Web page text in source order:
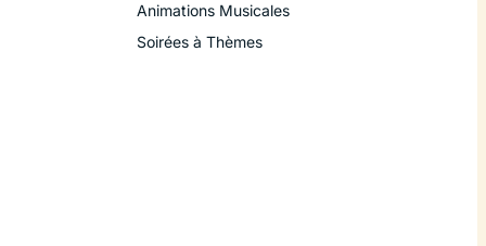
Animations Musicales
Soirées à Thèmes